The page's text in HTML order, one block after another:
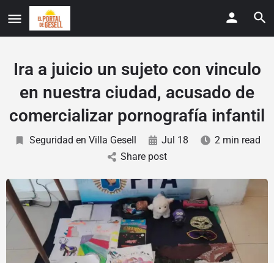
Ira a juicio un sujeto con vinculo
en nuestra ciudad, acusado de
comercializar pornografía infantil
Seguridad en Villa Gesell Jul 18
2 min read
Share post